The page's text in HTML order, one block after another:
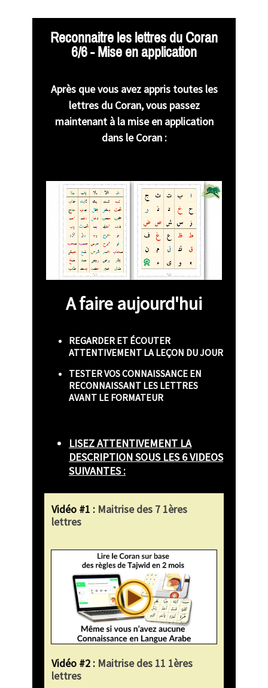
Reconnaitre les lettres du Coran
6/6 - Mise en application
Après que vous avez appris toutes les
lettres du Coran, vous passez
maintenant à la mise en application
dans le Coran :
A faire aujourd'hui
REGARDER ET ÉCOUTER
ATTENTIVEMENT LA LEÇON DU JOUR
TESTER VOS CONNAISSANCE EN
RECONNAISSANT LES LETTRES
AVANT LE FORMATEUR
LISEZ ATTENTIVEMENT LA
DESCRIPTION SOUS LES 6 VIDEOS
SUIVANTES :
Vidéo #1 : Maitrise des 7 1ères
lettres
Vidéo #2 : Maitrise des 11 1ères
lettres